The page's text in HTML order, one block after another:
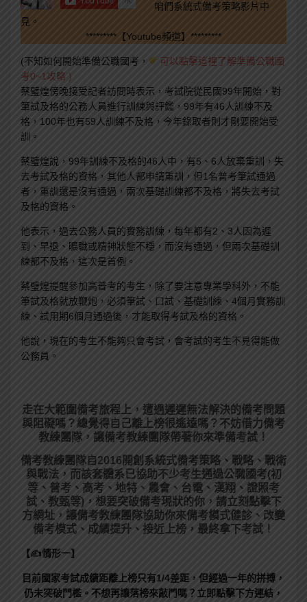
咱們系統式備考策略影片中
見。
*********【Youtube頻道】*********
(不知如何開始準備公職國考，
可以點擊這裡了解準備公職國
考0~1攻略 )
蔡璧煌傍晚接受記者訪問時表示，考試院從民國99年開始，對
筆試及格的公務人員進行訓練與評鑑，99年有46人訓練不及
格，100年也有59人訓練不及格，今年錄取者則才剛要開始受
訓。
蔡璧煌說， 99年訓練不及格的46人中，有5、6人放棄重訓，失
去考試及格的資格，其他人都申請重訓，但1名普考筆試通過
者，重訓還是沒有通過，兩次基礎訓練都不及格，將失去考試
及格的資格 。
他表示，過去公務人員的實務訓練，每年都有2、3人因為遲
到、早退、曠職或精神狀態不穩，而沒有通過，但兩次基礎訓
練都不及格，這次是首例。
蔡璧煌提醒參加高普考的考生，除了要注意專業學科外，不能
筆試及格就放鞭炮，必須筆試、口試、基礎訓練、4個月實務訓
練、試用期6個月通過後，才能取得考試及格的資格。
他說，現在的考生不能夠只會考試，會考試的考生不見得能做
公務員。
走在大範圍備考旅程上， 遭遇遲遲無法解決的備考問題
與阻礙嗎？總覺得自己離上榜很遙遠嗎？不妨借力備考
教練團隊，讓備考教練團隊帶著你來準備考試！
備考教練團隊自2016開創系統式備考策略、戰略、戰術
與戰法，而該套體系已協助不少考生通過公職國考(初
等、普考、高考、地特、農會、台電、漢翔、證照考
試、教甄等)，想要突破備考現狀的你，請立刻點擊下
方網址，讓備考教練團隊協助你來備考模式健診、改變
備考模式、成績提升、接近上榜，最終拿下考試！
【✍情形一】
目前國家考試成績距離上榜只有1/4差距，但經過一年的拼搏，
仍未突破門檻。不想再讓落榜來敲門嗎？立即點擊下方連結，